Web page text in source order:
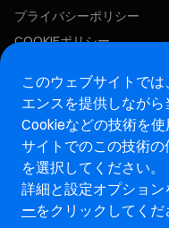
プライバシーポリシー
COOKIEポリシー
この求人に応募する
アフターマーケットウ
マレリ・インテグリテ
脆弱性報告ページ (ENG)
このウェブサイトで
エンスを提供しながら
Cookieなどの技術を
サイトでのこの技術
を選択してください。
詳細と設定オプション
ーをクリックしてくだ